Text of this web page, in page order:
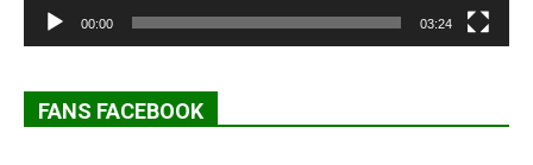
00:00 03:24
FANS FACEBOOK